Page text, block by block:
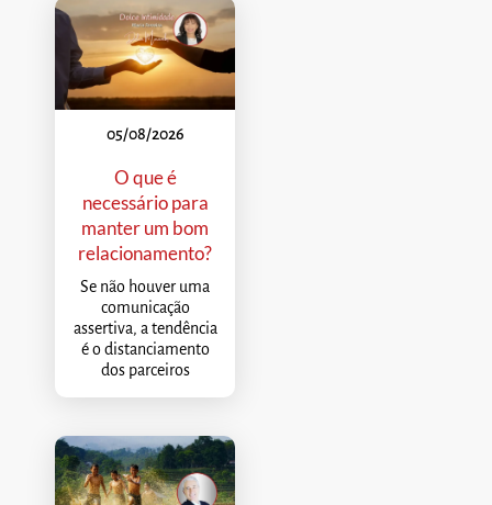
05/08/2026
O que é
necessário para
manter um bom
relacionamento?
Se não houver uma
comunicação
assertiva, a tendência
é o distanciamento
dos parceiros